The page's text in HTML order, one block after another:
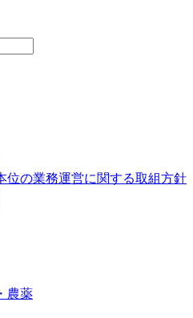
位の業務運営に関する取組方針
農薬